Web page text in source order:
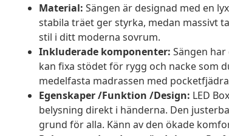
Material: Sängen är designad med en
stabila träet ger styrka, medan massivt
stil i ditt moderna sovrum.
Inkluderade komponenter: Sängen
kan fixa stödet för rygg och nacke som
medelfasta madrassen med
Egenskaper /Funktion /Design: LED
belysning direkt i händerna. Den
grund för alla. Känn av den ökade